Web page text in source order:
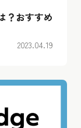
？おすすめ
2023.04.19